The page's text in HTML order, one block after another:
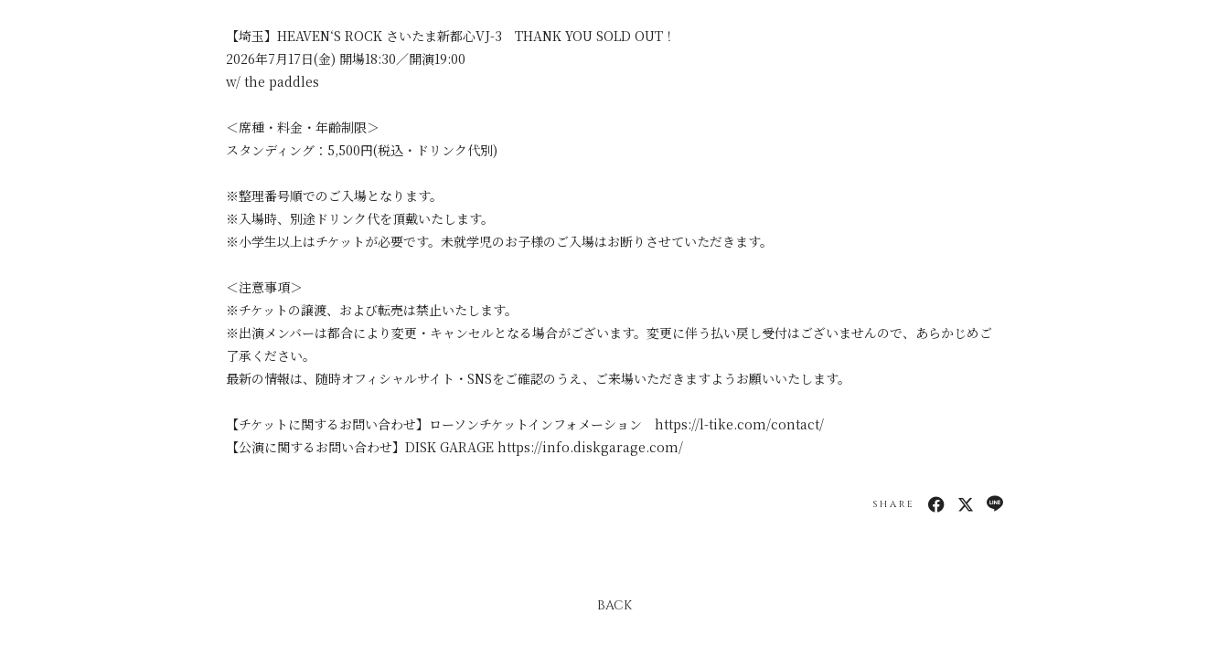
【埼玉】HEAVEN‘S ROCK さいたま新都心VJ-3 THANK YOU SOLD OUT！
2026年7月17日(金) 開場18:30／開演19:00
w/ the paddles
＜席種・料金・年齢制限＞
スタンディング：5,500円(税込・ドリンク代別)
※整理番号順でのご入場となります。
※入場時、別途ドリンク代を頂戴いたします。
※小学生以上はチケットが必要です。未就学児のお子様のご入場はお断りさせていただきます。
＜注意事項＞
※チケットの譲渡、および転売は禁止いたします。
※出演メンバーは都合により変更・キャンセルとなる場合がございます。変更に伴う払い戻し受付はございませんので、あらかじめご
了承ください。
最新の情報は、随時オフィシャルサイト・SNSをご確認のうえ、ご来場いただきますようお願いいたします。
【チケットに関するお問い合わせ】ローソンチケットインフォメーション https://l-tike.com/contact/
【公演に関するお問い合わせ】DISK GARAGE https://info.diskgarage.com/
SHARE
BACK